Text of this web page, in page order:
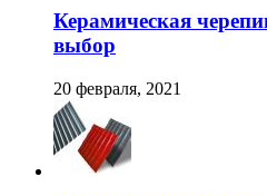
Керамическая
выбор
20 февраля, 2021